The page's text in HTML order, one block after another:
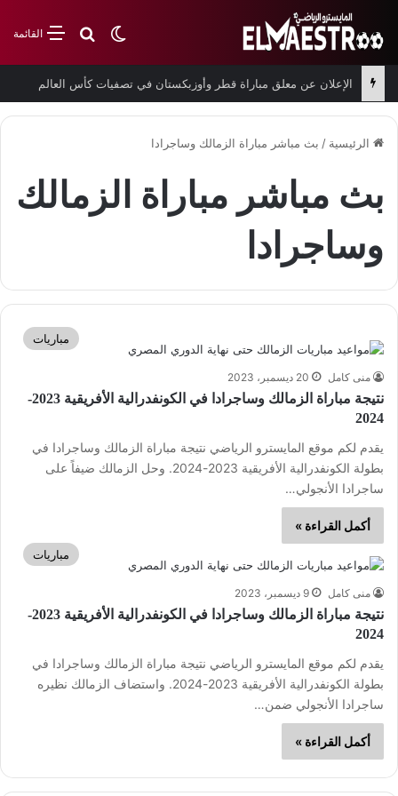
القائمةبحث عن
الوضع المظلم
الإعلان عن معلق مباراة قطر وأوزبكستان في تصفيات كأس العالم
الرئيسية / بث مباشر مباراة الزمالك وساجرادا
بث مباشر مباراة الزمالك
وساجرادا
مباريات
منى كامل 20 ديسمبر، 2023
نتيجة مباراة الزمالك وساجرادا في الكونفدرالية الأفريقية 2023-
2024
يقدم لكم موقع المايسترو الرياضي نتيجة مباراة الزمالك وساجرادا في
بطولة الكونفدرالية الأفريقية 2023-2024. وحل الزمالك ضيفاً على
ساجرادا الأنجولي…
أكمل القراءة »
مباريات
منى كامل 9 ديسمبر، 2023
نتيجة مباراة الزمالك وساجرادا في الكونفدرالية الأفريقية 2023-
2024
يقدم لكم موقع المايسترو الرياضي نتيجة مباراة الزمالك وساجرادا في
بطولة الكونفدرالية الأفريقية 2023-2024. واستضاف الزمالك نظيره
ساجرادا الأنجولي ضمن…
أكمل القراءة »